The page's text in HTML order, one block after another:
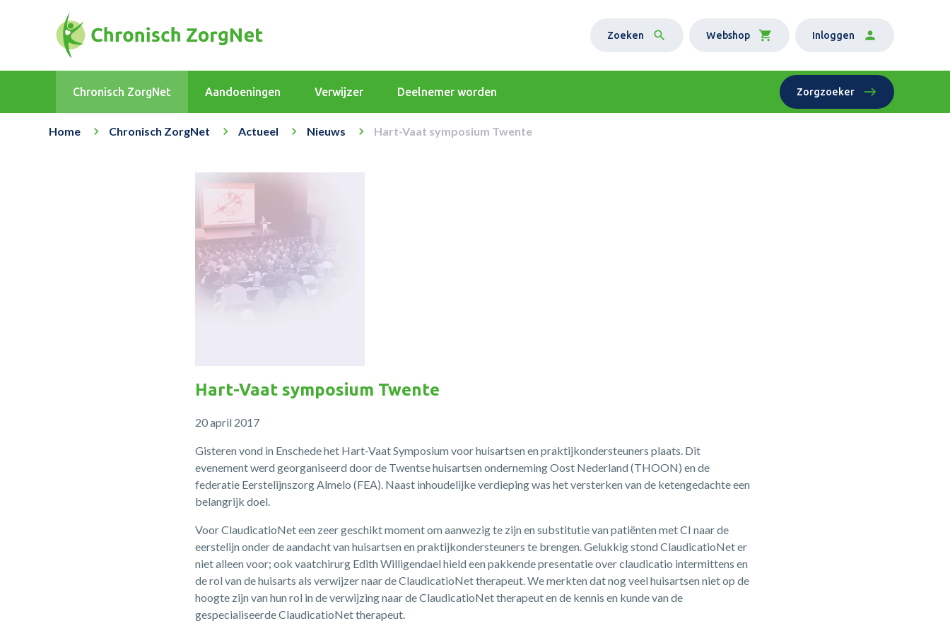
Zoeken Webshop Inloggen
Chronisch ZorgNet Aandoeningen Verwijzer Deelnemer worden Zorgzoeker
Home Chronisch ZorgNet Actueel Nieuws Hart-Vaat symposium Twente
Hart-Vaat symposium Twente
20 april 2017
Gisteren vond in Enschede het Hart-Vaat Symposium voor huisartsen en praktijkondersteuners plaats. Dit
evenement werd georganiseerd door de Twentse huisartsen onderneming Oost Nederland (THOON) en de
federatie Eerstelijnszorg Almelo (FEA). Naast inhoudelijke verdieping was het versterken van de ketengedachte een
belangrijk doel.
Voor ClaudicatioNet een zeer geschikt moment om aanwezig te zijn en substitutie van patiënten met CI naar de
eerstelijn onder de aandacht van huisartsen en praktijkondersteuners te brengen. Gelukkig stond ClaudicatioNet er
niet alleen voor; ook vaatchirurg Edith Willigendael hield een pakkende presentatie over claudicatio intermittens en
de rol van de huisarts als verwijzer naar de ClaudicatioNet therapeut. We merkten dat nog veel huisartsen niet op de
hoogte zijn van hun rol in de verwijzing naar de ClaudicatioNet therapeut en de kennis en kunde van de
gespecialiseerde ClaudicatioNet therapeut.